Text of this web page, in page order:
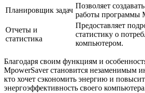
Планировщик задач
Позволяет
работы программы
Отчеты и
статистика
Предоставляет
статистику о
компьютером.
Благодаря своим функциям и
MpowerSaver становится незаменимым
кто хочет сэкономить энергию и
энергоэффективность своего